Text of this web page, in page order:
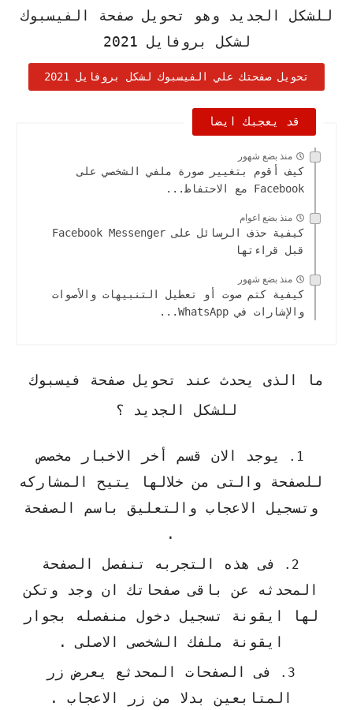
للشكل الجديد وهو تحويل صفحة الفيسبوك
لشكل بروفايل 2021
تحويل صفحتك علي الفيسبوك لشكل بروفايل 2021
قد يعجبك ايضا
منذ بضع شهور
كيف أقوم بتغيير صورة ملفي الشخصي على
Facebook مع الاحتفاظ...
منذ بضع اعوام
كيفية حذف الرسائل على Facebook Messenger
قبل قراءتها
منذ بضع شهور
كيفية كتم صوت أو تعطيل التنبيهات والأصوات
والإشارات في WhatsApp...
ما الذى يحدث عند تحويل صفحة فيسبوك
للشكل الجديد ؟
يوجد الان قسم أخر الاخبار مخصص
للصفحة والتى من خلالها يتيح المشاركه
وتسجيل الاعجاب والتعليق باسم الصفحة
.
فى هذه التجربه تنفصل الصفحة
المحدثه عن باقى صفحاتك ان وجد وتكن
لها ايقونة تسجيل دخول منفصله بجوار
ايقونة ملفك الشخصى الاصلى .
فى الصفحات المحدثع يعرض زر
المتابعين بدلا من زر الاعجاب .